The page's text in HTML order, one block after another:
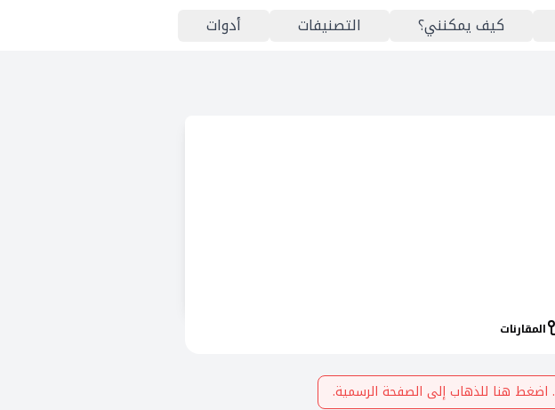
كيف يمكنني؟ التصنيفات أدوات
المقارنات
. اضغط هنا للذهاب إلى الصفحة الرسمية.